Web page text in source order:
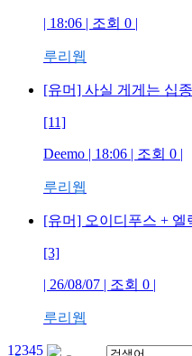
| 18:06 | 조회 0 |
루리웹
[유머] 사실 게게는 십
[11]
Deemo | 18:06 | 조회 0 |
루리웹
[유머] 오이디푸스 + 엘
[3]
| 26/08/07 | 조회 0 |
루리웹
1 2345